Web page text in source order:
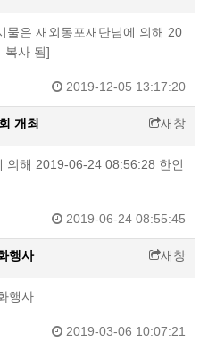
물은 재외동포재단님에 의해 20
복사 됨]
2019-12-05 13:17:20
개최 새창
의해 2019-06-24 08:56:28 한인
2019-06-24 08:55:45
행사 새창
행사
2019-03-06 10:07:21